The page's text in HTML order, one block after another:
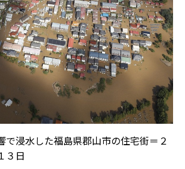
で浸水した福島県郡山市の住宅街＝２
３日